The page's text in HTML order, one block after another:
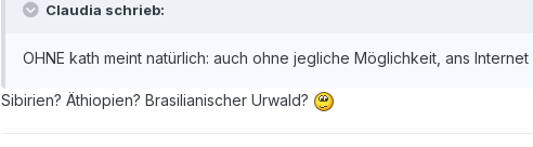
Claudia schrieb:
OHNE kath meint natürlich: auch ohne jegliche Möglichkeit, ans Internet
Sibirien? Äthiopien? Brasilianischer Urwald?